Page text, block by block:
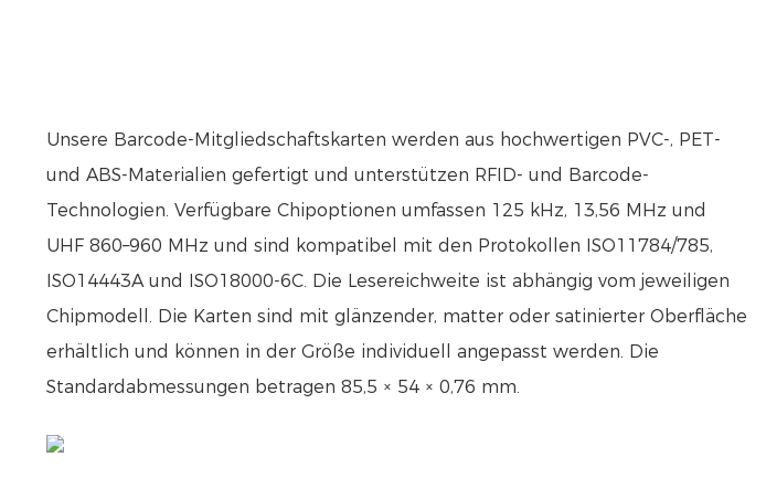
Unsere Barcode-Mitgliedschaftskarten werden aus hochwertigen PVC-, PET-
und ABS-Materialien gefertigt und unterstützen RFID- und Barcode-
Technologien. Verfügbare Chipoptionen umfassen 125 kHz, 13,56 MHz und
UHF 860–960 MHz und sind kompatibel mit den Protokollen ISO11784/785,
ISO14443A und ISO18000-6C. Die Lesereichweite ist abhängig vom jeweiligen
Chipmodell. Die Karten sind mit glänzender, matter oder satinierter Oberfläche
erhältlich und können in der Größe individuell angepasst werden. Die
Standardabmessungen betragen 85,5 × 54 × 0,76 mm.